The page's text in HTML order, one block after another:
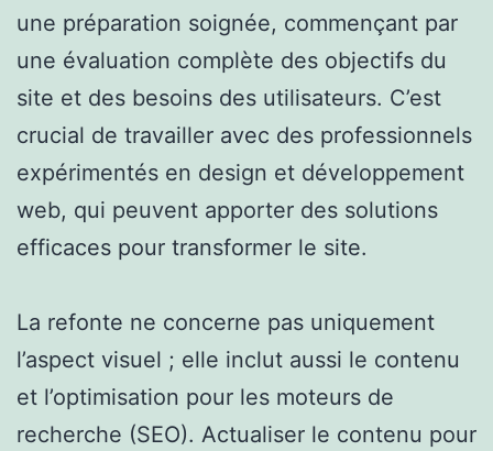
une préparation soignée, commençant par
une évaluation complète des objectifs du
site et des besoins des utilisateurs. C’est
crucial de travailler avec des professionnels
expérimentés en design et développement
web, qui peuvent apporter des solutions
efficaces pour transformer le site.
La refonte ne concerne pas uniquement
l’aspect visuel ; elle inclut aussi le contenu
et l’optimisation pour les moteurs de
recherche (SEO). Actualiser le contenu pour